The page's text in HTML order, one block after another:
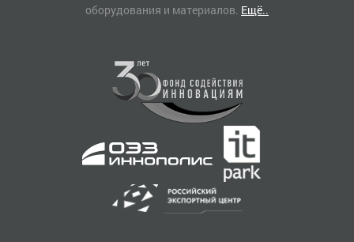
оборудования и материалов. Ещё..